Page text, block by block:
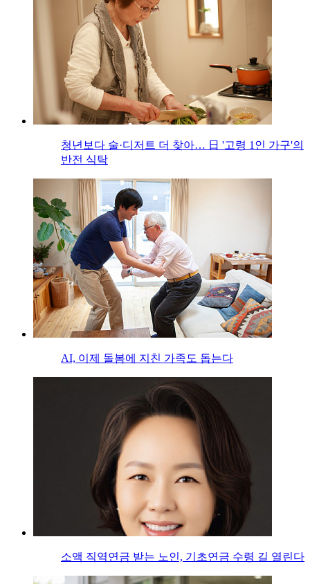
청년보다 술·디저트 더 찾아… 日 '고령 1인 가구'의
반전 식탁
AI, 이제 돌봄에 지친 가족도 돕는다
소액 직역연금 받는 노인, 기초연금 수령 길 열린다